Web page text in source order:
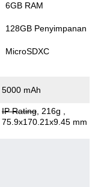
6GB RAM
128GB Penyimpanan
MicroSDXC
5000 mAh
IP Rating, 216g
75.9x170.21x9.45 mm